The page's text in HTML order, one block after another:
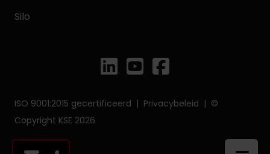
Silo
ISO 9001:2015 gecertificeerd | Privacybeleid | ©
Copyright KSE 2026